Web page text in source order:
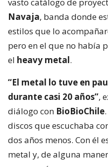
Navaja, banda donde
estilos que lo
pero en el que no había
el heavy metal.
“El metal lo tuve en
durante casi 20 años”,
diálogo con BioBioChile
discos que escuchaba
dos años menos. Con él
metal y, de alguna